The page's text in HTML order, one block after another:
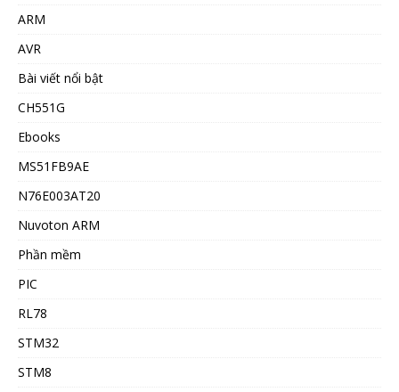
ARM
AVR
Bài viết nổi bật
CH551G
Ebooks
MS51FB9AE
N76E003AT20
Nuvoton ARM
Phần mềm
PIC
RL78
STM32
STM8